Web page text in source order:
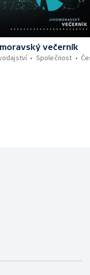
večerník
Společnost